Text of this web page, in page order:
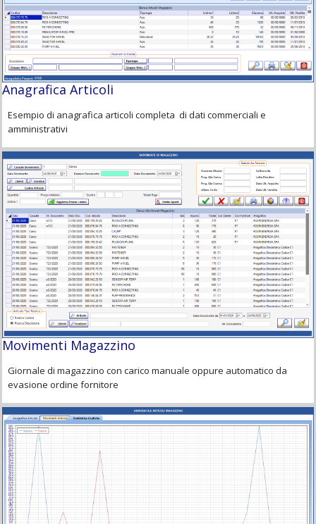
Anagrafica Articoli
Esempio di anagrafica articoli completa di dati commerciali e
amministrativi
Movimenti Magazzino
Giornale di magazzino con carico manuale oppure automatico da
evasione ordine fornitore